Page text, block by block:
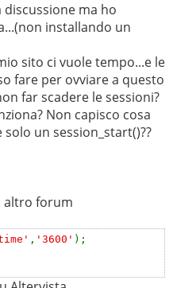
ma ho
installando un
sito ci vuole tempo...e le
fare per ovviare a questo
far scadere le sessioni?
Non capisco cosa
un session_start()??
altro forum
, '3600' );